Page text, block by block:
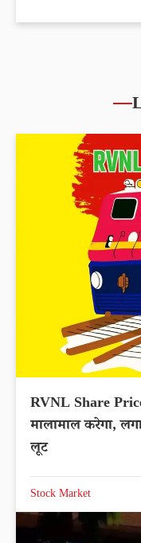
RVNL Share
मालामाल करेगा,
लूट
Stock Market